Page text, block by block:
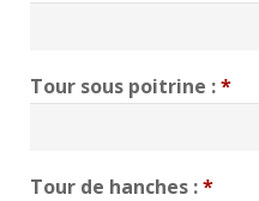
Tour sous poitrine :*
Tour de hanches :*